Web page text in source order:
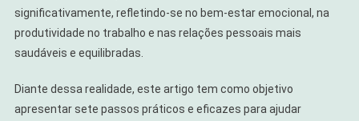
significativamente, refletindo-se no bem-estar emocional, na
produtividade no trabalho e nas relações pessoais mais
saudáveis e equilibradas.
Diante dessa realidade, este artigo tem como objetivo
apresentar sete passos práticos e eficazes para ajudar